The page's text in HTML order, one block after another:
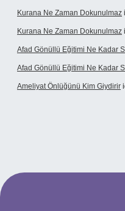
Kurana Ne Zaman Dokunulmaz
Kurana Ne Zaman Dokunulmaz
Afad Gönüllü Eğitimi Ne Kadar
Afad Gönüllü Eğitimi Ne Kadar
Ameliyat Önlüğünü Kim Giydirir
giriş